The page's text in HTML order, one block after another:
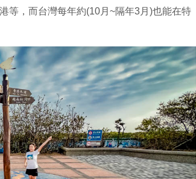
等，而台灣每年約(10月~隔年3月)也能在特